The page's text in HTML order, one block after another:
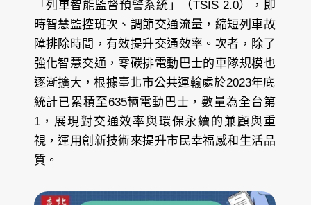
「列車智能監督預警系統」（TSIS 2.0），即
時智慧監控班次、調節交通流量，縮短列車故
障排除時間，有效提升交通效率。次者，除了
強化智慧交通，零碳排電動巴士的車隊規模也
逐漸擴大，根據臺北市公共運輸處於2023年底
統計已累積至635輛電動巴士，數量為全台第
1，展現對交通效率與環保永續的兼顧與重
視，運用創新技術來提升市民幸福感和生活品
質。